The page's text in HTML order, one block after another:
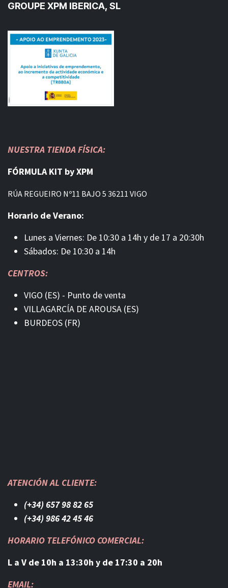
GROUPE XPM IBERICA, SL
NUESTRA TIENDA FÍSICA:
FÓRMULA KIT by XPM
RÚA REGUEIRO Nº11 BAJO 5 36211 VIGO
Horario de Verano:
Lunes a Viernes: De 10:30 a 14h y de 17 a 20:30h
Sábados: De 10:30 a 14h
CENTROS:
VIGO (ES) - Punto de venta
VILLAGARCÍA DE AROUSA (ES)
BURDEOS (FR)
ATENCIÓN AL CLIENTE:
(+34) 657 98 82 65
(+34) 986 42 45 46​
HORARIO TELEFÓNICO COMERCIAL:
L a V de 10h a 13:30h y de 17:30 a 20h
EMAIL: